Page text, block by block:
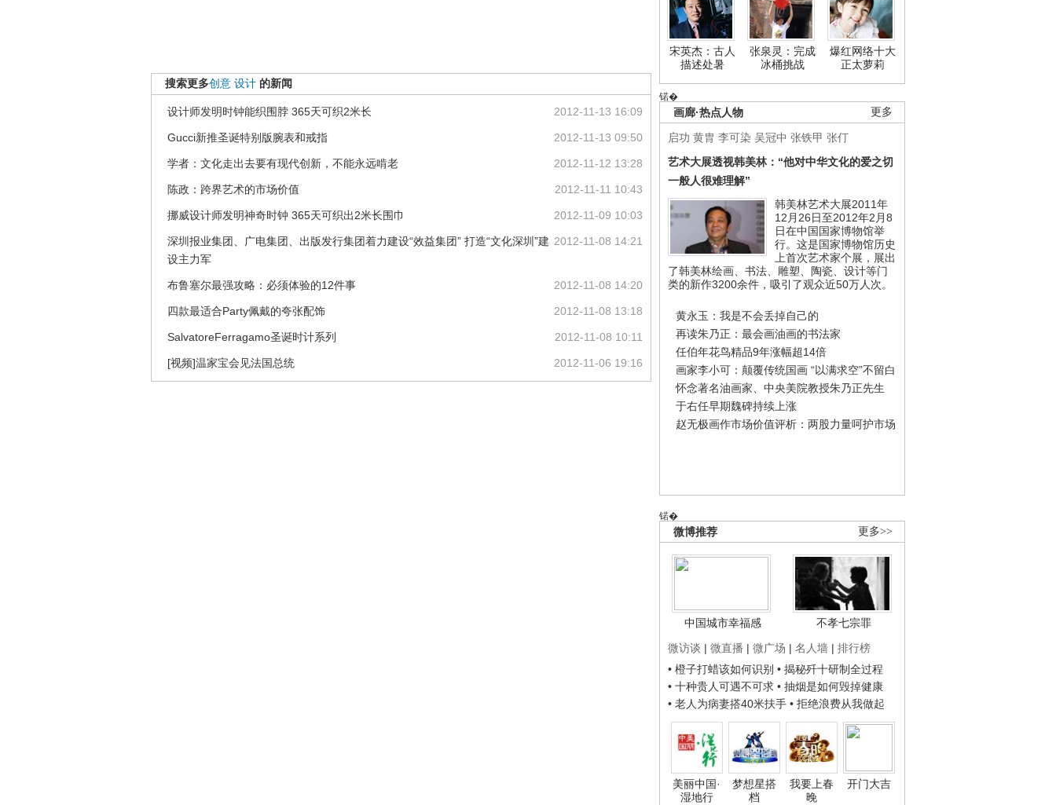
宋英杰：古人
描述处暑
张泉灵：完成
冰桶挑战
爆红网络十大
正太萝莉
锘�
更多
画廊·热点人物
启功 黄胄 李可染 吴冠中 张铁甲 张仃
艺术大展透视韩美林：“他对中华文化的爱之切
一般人很难理解”
韩美林艺术大展2011年
12月26日至2012年2月8
日在中国国家博物馆举
行。这是国家博物馆历史
上首次艺术家个展，展出
了韩美林绘画、书法、雕塑、陶瓷、设计等门
类的新作3200余件，吸引了观众近50万人次。
黄永玉：我是不会丢掉自己的
再读朱乃正：最会画油画的书法家
任伯年花鸟精品9年涨幅超14倍
画家李小可：颠覆传统国画 “以满求空”不留白
怀念著名油画家、中央美院教授朱乃正先生
于右任早期魏碑持续上涨
赵无极画作市场价值评析：两股力量呵护市场
锘�
更多>>
微博推荐
中国城市幸福感
不孝七宗罪
微访谈 | 微直播 | 微广场 | 名人墙 | 排行榜
• 橙子打蜡该如何识别 • 揭秘歼十研制全过程
• 十种贵人可遇不可求 • 抽烟是如何毁掉健康
• 老人为病妻搭40米扶手 • 拒绝浪费从我做起
美丽中国·
湿地行
梦想星搭
档
我要上春
晚
开门大吉
搜索更多创意 设计 的新闻
2012-11-13 16:09
设计师发明时钟能织围脖 365天可织2米长
2012-11-13 09:50
Gucci新推圣诞特别版腕表和戒指
2012-11-12 13:28
学者：文化走出去要有现代创新，不能永远啃老
2012-11-11 10:43
陈政：跨界艺术的市场价值
2012-11-09 10:03
挪威设计师发明神奇时钟 365天可织出2米长围巾
2012-11-08 14:21
深圳报业集团、广电集团、出版发行集团着力建设“效益集团” 打造“文化深圳”建
设主力军
2012-11-08 14:20
布鲁塞尔最强攻略：必须体验的12件事
2012-11-08 13:18
四款最适合Party佩戴的夸张配饰
2012-11-08 10:11
SalvatoreFerragamo圣诞时计系列
2012-11-06 19:16
[视频]温家宝会见法国总统